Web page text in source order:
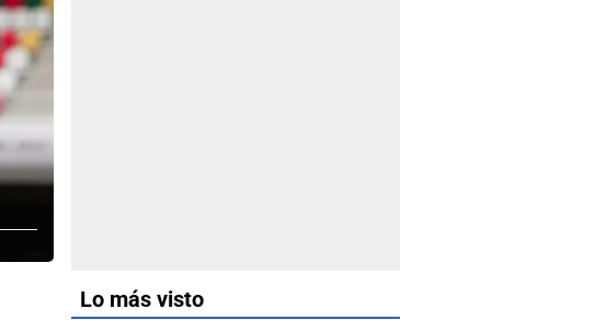
Lo más visto